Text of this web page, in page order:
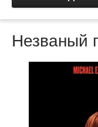
Незваный